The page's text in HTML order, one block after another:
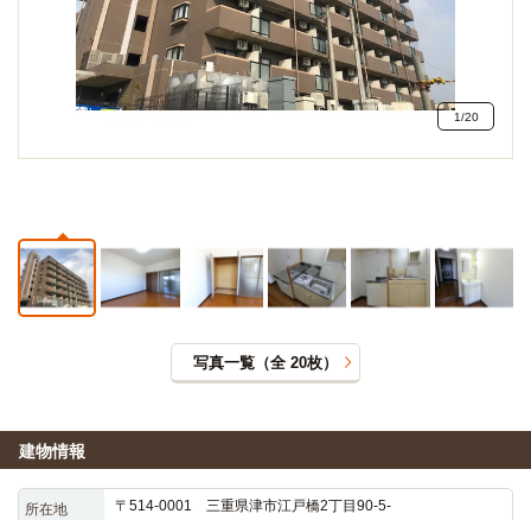
1/20
写真一覧（全 20枚）
建物情報
所在地 〒514-0001 三重県津市江戸橋2丁目90-5-